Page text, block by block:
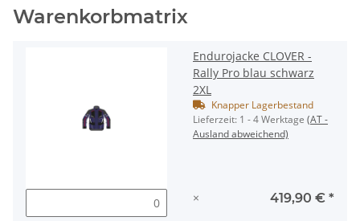
Warenkorbmatrix
Endurojacke CLOVER -
Rally Pro blau schwarz
2XL
Knapper Lagerbestand
Lieferzeit: 1 - 4 Werktage (AT -
Ausland abweichend)
× 419,90 € *